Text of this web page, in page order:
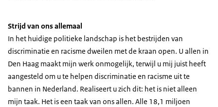
Strijd van ons allemaal
In het huidige politieke landschap is het bestrijden van
discriminatie en racisme dweilen met de kraan open. U allen in
Den Haag maakt mijn werk onmogelijk, terwijl u mij juist heeft
aangesteld om u te helpen discriminatie en racisme uit te
bannen in Nederland. Realiseert u zich dit: het is niet alleen
mijn taak. Het is een taak van ons allen. Alle 18,1 miljoen